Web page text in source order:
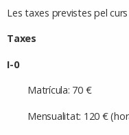
Les taxes previstes pel
Taxes
I-0
Matrícula: 70 €
Mensualitat: 120 €